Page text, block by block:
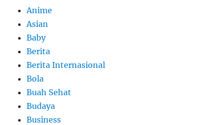
Anime
Asian
Baby
Berita
Berita Internasional
Bola
Buah Sehat
Budaya
Business